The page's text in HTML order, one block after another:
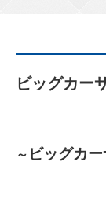
ビッグカー
～ ビッグカ